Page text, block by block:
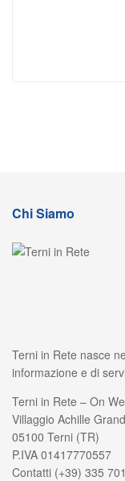
Chi Siamo
Terni in Rete nasce
informazione e di
Terni in Rete – On
Villaggio Achille
05100 Terni (TR)
P.IVA 01417770557
Contatti (+39) 335